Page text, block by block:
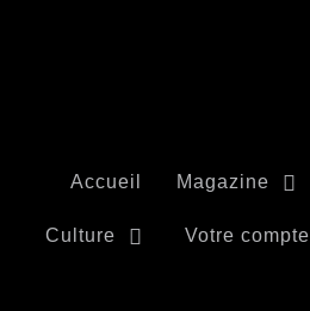
Accueil Magazine
Culture Votre compte